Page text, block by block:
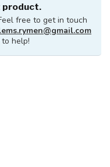
product.
free to get in touch
help!